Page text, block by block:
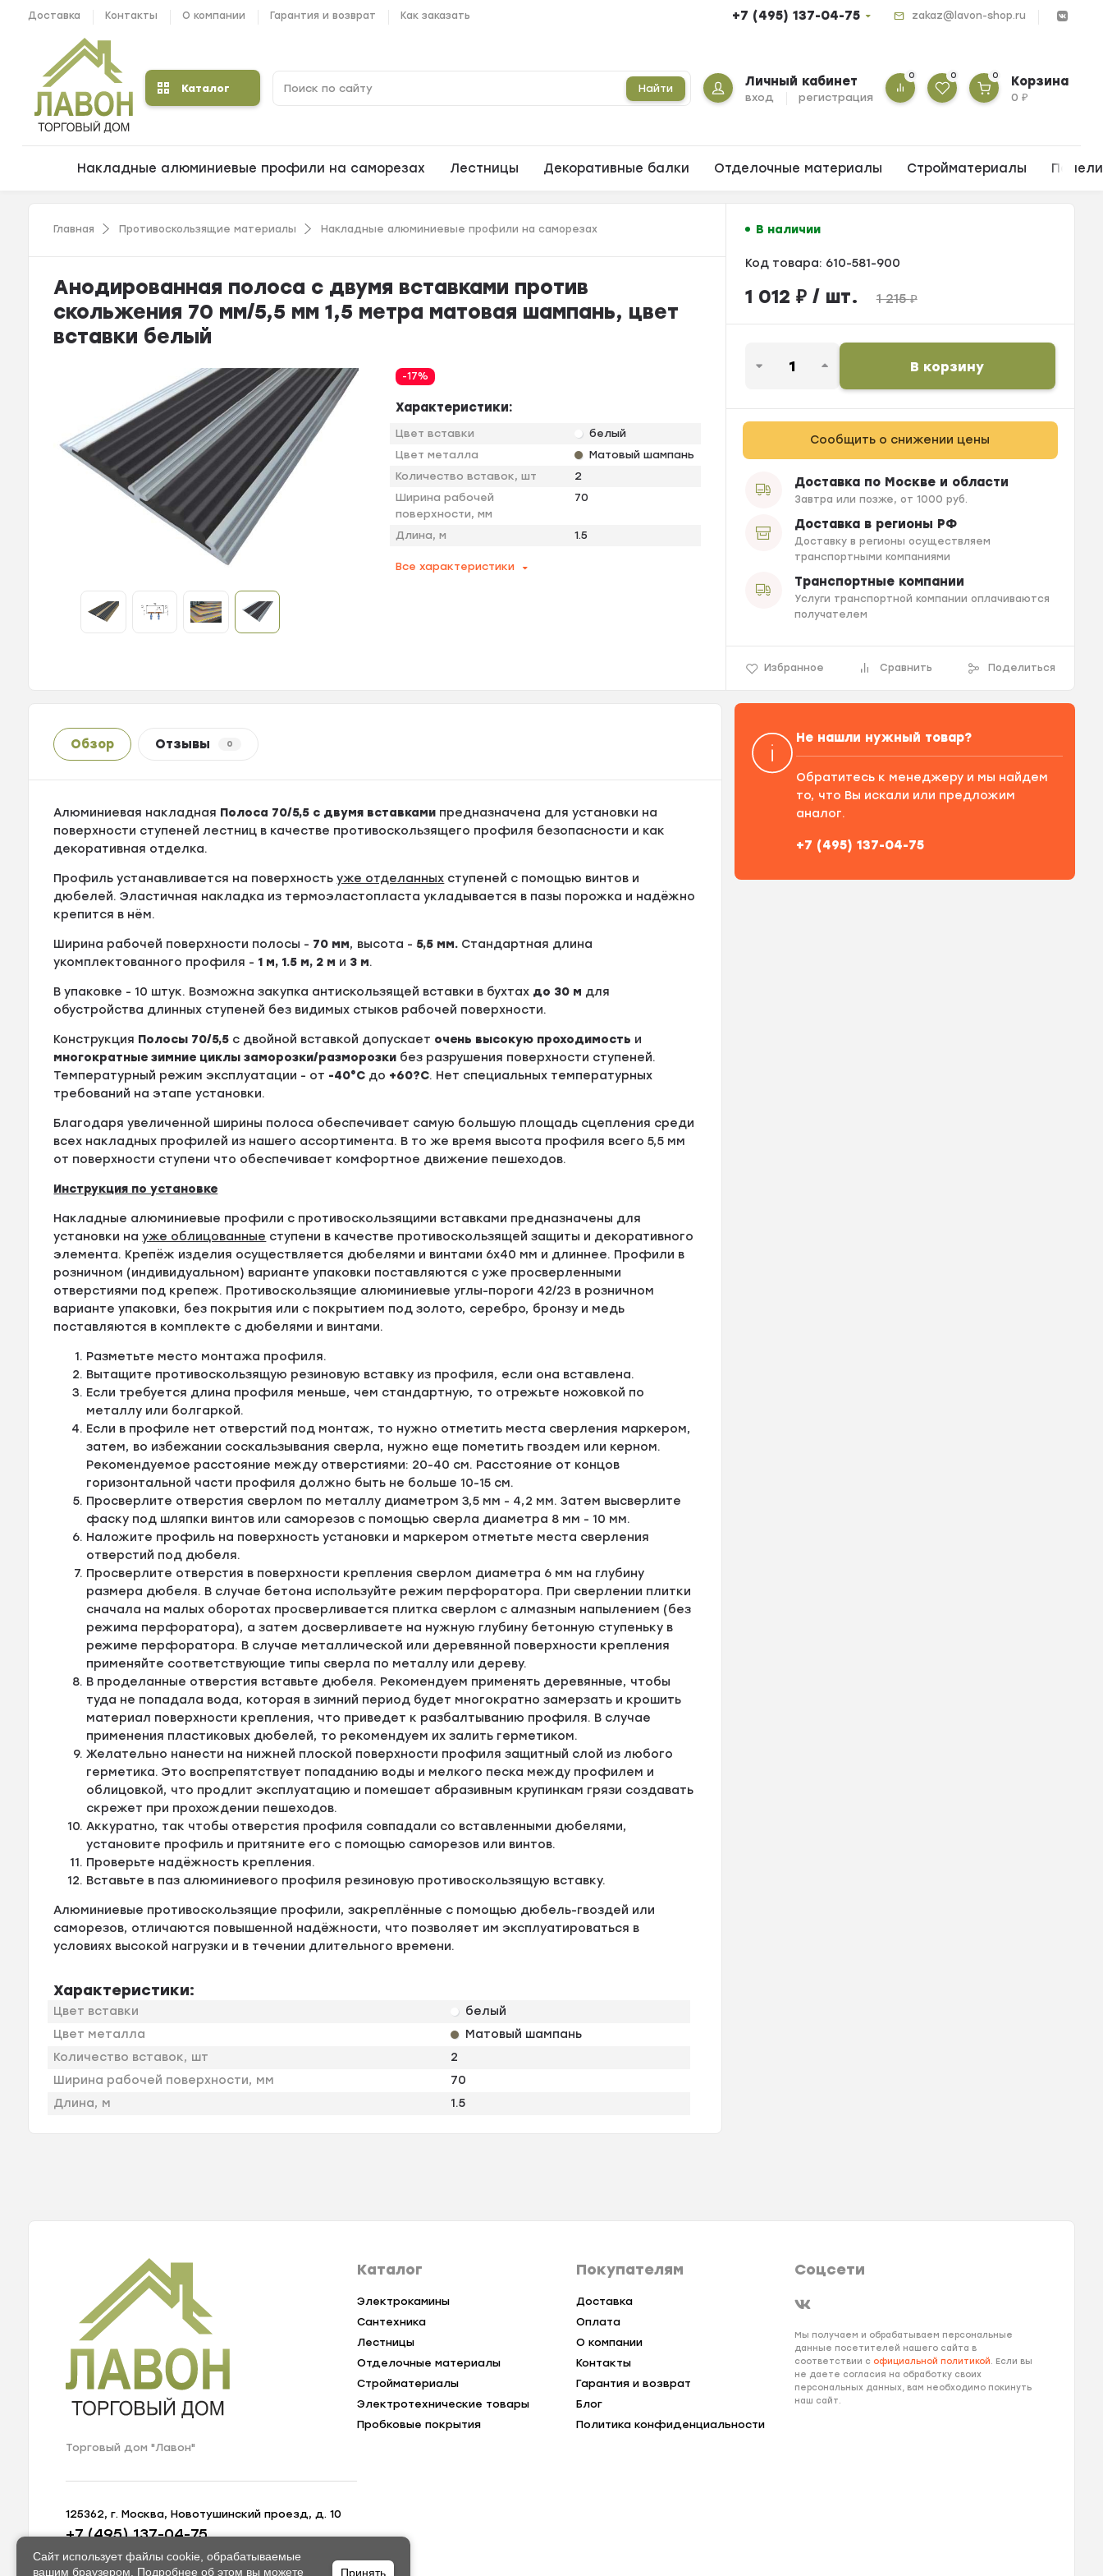
Доставка Контакты О компании Гарантия и возврат Как заказать +7 (495) 137-04-75 zakaz@lavon-shop.ru
Каталог Найти Личный кабинет
вход регистрация
0 0 0 Корзина
0₽
Накладные алюминиевые профили на саморезах Лестницы Декоративные балки Отделочные материалы Стройматериалы
Главная Противоскользящие материалы Накладные алюминиевые профили на саморезах
Анодированная полоса с двумя вставками против
скольжения 70 мм/5,5 мм 1,5 метра матовая шампань, цвет
вставки белый
-17%
Характеристики:
Цвет вставки
белый
Цвет металла
Матовый шампань
Количество вставок, шт
2
Ширина рабочей
поверхности, мм
70
Длина, м 1.5
Все характеристики
В наличии
Код товара: 610-581-900
1 012 ₽/ шт. 1 215₽
В корзину
Сообщить о снижении цены
Доставка по Москве и области
Завтра или позже, от 1000 руб.
Доставка в регионы РФ
Доставку в регионы осуществляем
транспортными компаниями
Транспортные компании
Услуги транспортной компании оплачиваются
получателем
Избранное Сравнить Поделиться
Обзор Отзывы 0
Алюминиевая накладная Полоса 70/5,5 с двумя вставками предназначена для установки на
поверхности ступеней лестниц в качестве противоскользящего профиля безопасности и как
декоративная отделка.
Профиль устанавливается на поверхностьуже отделанных ступеней с помощью винтов и
дюбелей. Эластичная накладка из термоэластопласта укладывается в пазы порожка и надёжно
крепится в нём.
Ширина рабочей поверхности полосы - 70 мм, высота - 5,5 мм. Стандартная длина
укомплектованного профиля - 1 м, 1.5 м, 2 м и 3 м.
В упаковке - 10 штук. Возможна закупка антискользящей вставки в бухтах до 30 м для
обустройства длинных ступеней без видимых стыков рабочей поверхности.
Конструкция Полосы 70/5,5 c двойной вставкой допускает очень высокую проходимость и
многократные зимние циклы заморозки/разморозки без разрушения поверхности ступеней.
Температурный режим эксплуатации - от -40°С до +60?С. Нет специальных температурных
требований на этапе установки.
Благодаря увеличенной ширины полоса обеспечивает самую большую площадь сцепления среди
всех накладных профилей из нашего ассортимента. В то же время высота профиля всего 5,5 мм
от поверхности ступени что обеспечивает комфортное движение пешеходов.
Инструкция по установке
Накладные алюминиевые профили с противоскользящими вставками предназначены для
установки науже облицованные ступени в качестве противоскользящей защиты и декоративного
элемента. Крепёж изделия осуществляется дюбелями и винтами 6х40 мм и длиннее. Профили в
розничном (индивидуальном) варианте упаковки поставляются с уже просверленными
отверстиями под крепеж. Противоскользящие алюминиевые углы-пороги 42/23 в розничном
варианте упаковки, без покрытия или с покрытием под золото, серебро, бронзу и медь
поставляются в комплекте с дюбелями и винтами.
Разметьте место монтажа профиля.
Вытащите противоскользящую резиновую вставку из профиля, если она вставлена.
Если требуется длина профиля меньше, чем стандартную, то отрежьте ножовкой по
металлу или болгаркой.
Если в профиле нет отверстий под монтаж, то нужно отметить места сверления маркером,
затем, во избежании соскальзывания сверла, нужно еще пометить гвоздем или керном.
Рекомендуемое расстояние между отверстиями: 20-40 см. Расстояние от концов
горизонтальной части профиля должно быть не больше 10-15 см.
Просверлите отверстия сверлом по металлу диаметром 3,5 мм - 4,2 мм. Затем высверлите
фаску под шляпки винтов или саморезов с помощью сверла диаметра 8 мм - 10 мм.
Наложите профиль на поверхность установки и маркером отметьте места сверления
отверстий под дюбеля.
Просверлите отверстия в поверхности крепления сверлом диаметра 6 мм на глубину
размера дюбеля. В случае бетона используйте режим перфоратора. При сверлении плитки
сначала на малых оборотах просверливается плитка сверлом с алмазным напылением (без
режима перфоратора), а затем досверливаете на нужную глубину бетонную ступеньку в
режиме перфоратора. В случае металлической или деревянной поверхности крепления
применяйте соответствующие типы сверла по металлу или дереву.
В проделанные отверстия вставьте дюбеля. Рекомендуем применять деревянные, чтобы
туда не попадала вода, которая в зимний период будет многократно замерзать и крошить
материал поверхности крепления, что приведет к разбалтыванию профиля. В случае
применения пластиковых дюбелей, то рекомендуем их залить герметиком.
Желательно нанести на нижней плоской поверхности профиля защитный слой из любого
герметика. Это воспрепятствует попаданию воды и мелкого песка между профилем и
облицовкой, что продлит эксплуатацию и помешает абразивным крупинкам грязи создавать
скрежет при прохождении пешеходов.
Аккуратно, так чтобы отверстия профиля совпадали со вставленными дюбелями,
установите профиль и притяните его с помощью саморезов или винтов.
Проверьте надёжность крепления.
Вставьте в паз алюминиевого профиля резиновую противоскользящую вставку.
Алюминиевые противоскользящие профили, закреплённые с помощью дюбель-гвоздей или
саморезов, отличаются повышенной надёжности, что позволяет им эксплуатироваться в
условиях высокой нагрузки и в течении длительного времени.
Характеристики:
Цвет вставки
белый
Цвет металла
Матовый шампань
Количество вставок, шт
2
Ширина рабочей поверхности, мм
70
Длина, м
1.5
Не нашли нужный товар?
Обратитесь к менеджеру и мы найдем
то, что Вы искали или предложим
аналог.
+7 (495) 137-04-75
Торговый дом "Лавон"
125362, г. Москва, Новотушинский проезд, д. 10
+7 (495) 137-04-75
zakaz@lavon-shop.ru
Каталог
Электрокамины
Сантехника
Лестницы
Отделочные материалы
Стройматериалы
Электротехнические товары
Пробковые покрытия
Покупателям
Доставка
Оплата
О компании
Контакты
Гарантия и возврат
Блог
Политика конфиденциальности
Соцсети
Мы получаем и обрабатываем персональные
данные посетителей нашего сайта в
соответствии с официальной политикой. Если вы
не даете согласия на обработку своих
персональных данных, вам необходимо покинуть
наш сайт.
Сайт использует файлы cookie, обрабатываемые
вашим браузером. Подробнее об этом вы можете
Принять